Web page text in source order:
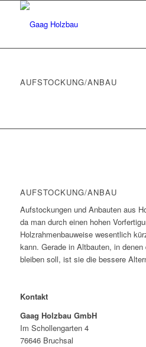
AUFSTOCKUNG/ANBAU
AUFSTOCKUNG/ANBAU
Aufstockungen und Anbauten aus
da man durch einen hohen
Holzrahmenbauweise wesentlich
kann. Gerade in Altbauten, in
bleiben soll, ist sie die bessere
Kontakt
Gaag Holzbau GmbH
Im Schollengarten 4
76646 Bruchsal